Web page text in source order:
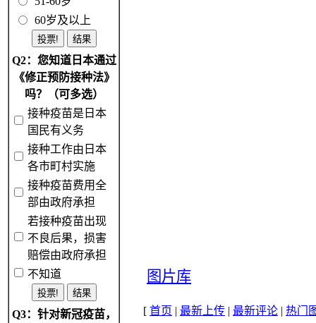
60岁及以上
Q2：您知道日本通过
《修正预防接种法》
吗？（可多选）
接种疫苗是日本
国民有义务
接种工作由日本
各市町村实施
接种疫苗费用全
部由政府承担
若接种疫苗出现
不良后果，损害
赔偿由政府承担
不知道
Q3：针对新冠疫苗，
图片库
[ 首页 | 最新上传 | 最新评论 | 热门